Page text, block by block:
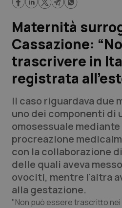
Lavoro e Professioni
Scienza e Farmaci
Studi e Analisi
Lettere al direttore
Edizioni Regionali
QS Pro
Professionisti Sanitari.AI
Abruzzo
QS Pro Gold
Maternità
Cassazione:
trascrivere in
registrata
Il caso riguardava due
uno dei componenti di
omosessuale
procreazione
con la collaborazione
delle quali aveva
ovociti, mentre l'altra
alla gestazione.
"Non può essere trascritto